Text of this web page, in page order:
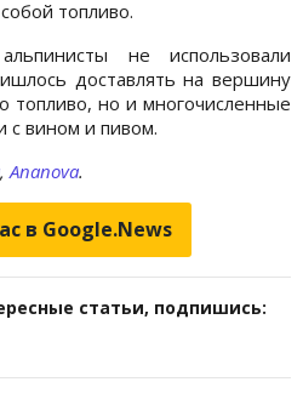
топливо.
не использовали
доставлять на вершину
топливо, но и многочисленные
с вином и пивом.
,Ananova.
в Google.News
статьи, подпишись: